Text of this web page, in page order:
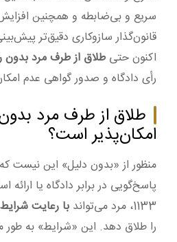
سریع و بی‌ضابطه و همچنین
قانون‌گذار سازوکاری دقیق‌تر
اکنون حتیطلاق از طرف مرد
رأی دادگاه و صدور گواهی عدم
طلاق از طرف مرد
امکان‌پذیر است؟
منظور از «بدون دلیل» این نیست
پاسخ‌گویی در برابر دادگاه یا
1133، مرد می‌تواند
با رعایت
را طلاق دهد. این «شرایط» به